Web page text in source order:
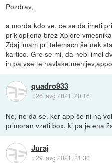
Pozdrav,
a morda kdo ve, če se da imeti
priklopljena brez Xplore
Zdaj imam pri telemach še nek
kartico. Gre se mi, da nebi imel
in pa vse te
quadro933
::26. avg 2021, 20:16
Ne, ne da se, ker app še ni na
primoran vzeti box, ki pa je ena
Juraj
::29. avg 2021, 21:30